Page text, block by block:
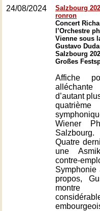
24/08/2024
Salzbourg
ronron
Concert
l’Orchestre
Vienne sous
Gustavo
Salzbourg
Großes
Affiche
alléchante
d’autant
Wiener
Quatre
une
contre-
Symphonie
propos,